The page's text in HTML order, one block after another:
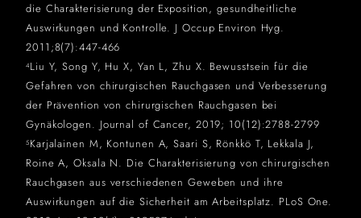
die Charakterisierung der Exposition, gesundheitliche
Auswirkungen und Kontrolle. J Occup Environ Hyg.
2011;8(7):447-466
4Liu Y, Song Y, Hu X, Yan L, Zhu X. Bewusstsein für die
Gefahren von chirurgischen Rauchgasen und Verbesserung
der Prävention von chirurgischen Rauchgasen bei
Gynäkologen. Journal of Cancer, 2019; 10(12):2788-2799
5Karjalainen M, Kontunen A, Saari S, Rönkkö T, Lekkala J,
Roine A, Oksala N. Die Charakterisierung von chirurgischen
Rauchgasen aus verschiedenen Geweben und ihre
Auswirkungen auf die Sicherheit am Arbeitsplatz. PLoS One.